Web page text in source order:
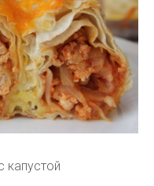
капустой